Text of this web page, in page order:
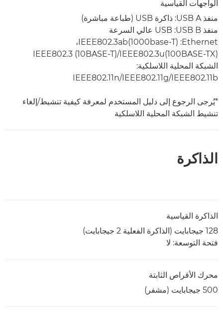
الواجهات القياسية
منفذ USB A: ذاكرة USB (طباعة مباشرة)
منفذ USB B:‏ USB عالي السرعة
Ethernet‏: IEEE802.3ab(1000base-T)‏،
IEEE802.3u(100BASE-TX)‏/IEEE802.3 (10BASE-T)
الشبكة المحلية اللاسلكية:
IEEE802.11n/IEEE802.11g/IEEE802.11b
*يُرجى الرجوع إلى دليل المستخدم لمعرفة كيفية تنشيط/إلغاء
تنشيط الشبكة المحلية اللاسلكية
الذاكرة
الذاكرة القياسية
128 جيجابايت (الذاكرة الفعلية 2 جيجابايت)
فتحة التوسعة: لا
محرك الأقراص الثابتة
500 جيجابايت (مشفر)